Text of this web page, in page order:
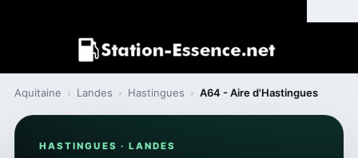
Aquitaine › Landes › Hastingues › A64 - Aire d'Hastingues
HASTINGUES · LANDES